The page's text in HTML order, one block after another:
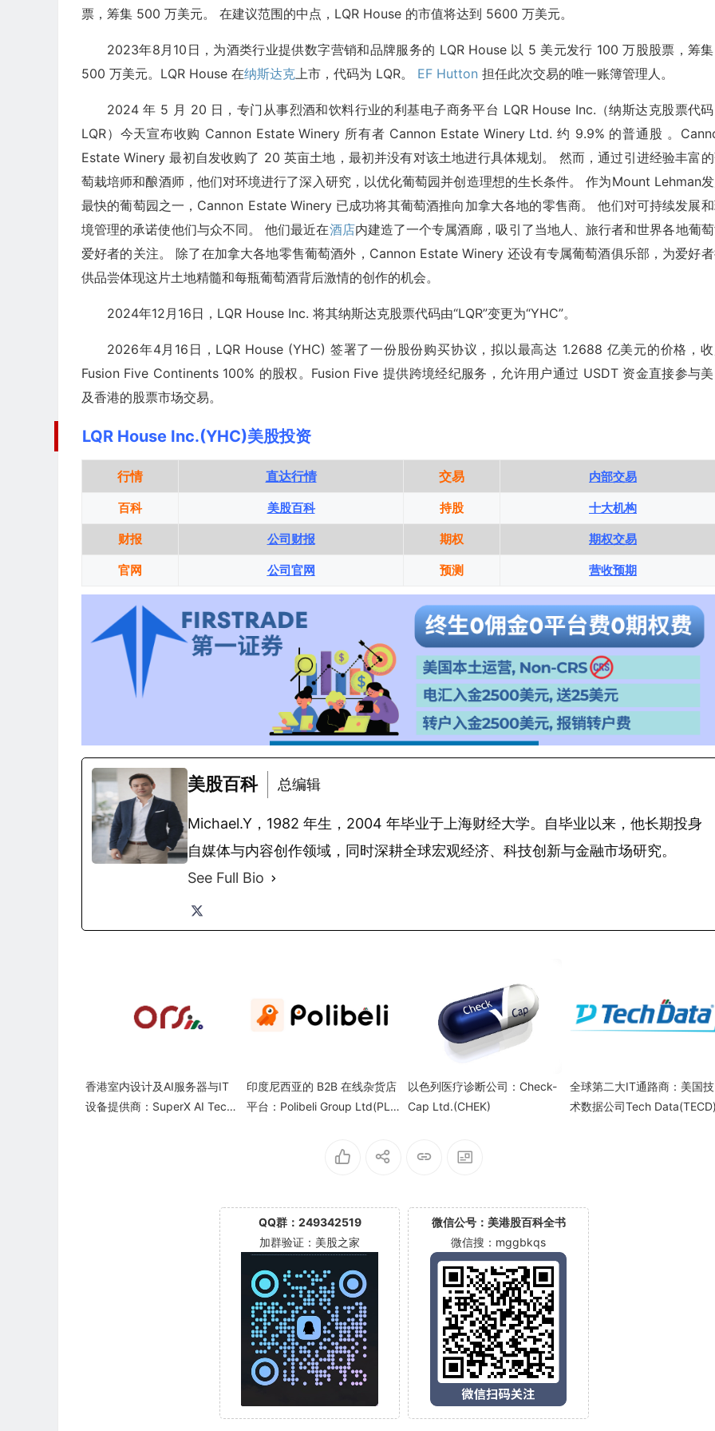
票，筹集 500 万美元。 在建议范围的中点，LQR House 的市值将达到 5600 万美元。
2023年8月10日，为酒类行业提供数字营销和品牌服务的 LQR House 以 5 美元发行 100 万股股票，筹
500 万美元。LQR House 在纳斯达克 上市，代码为 LQR。 EF Hutton 担任此次交易的唯一账簿管理人。
2024 年 5 月 20 日，专门从事烈酒和饮料行业的利基电子商务平台 LQR House Inc.（纳斯达克股票代
LQR）今天宣布收购 Cannon Estate Winery 所有者 Cannon Estate Winery Ltd. 约 9.9% 的普通股 。
Estate Winery 最初自发收购了 20 英亩土地，最初并没有对该土地进行具体规划。 然而，通过引进经验丰富
萄栽培师和酿酒师，他们对环境进行了深入研究，以优化葡萄园并创造理想的生长条件。 作为Mount Lehman
最快的葡萄园之一，Cannon Estate Winery 已成功将其葡萄酒推向加拿大各地的零售商。 他们对可持续发展
境管理的承诺使他们与众不同。 他们最近在酒店内建造了一个专属酒廊，吸引了当地人、旅行者和世界各地葡
爱好者的关注。 除了在加拿大各地零售葡萄酒外，Cannon Estate Winery 还设有专属葡萄酒俱乐部，为爱好
供品尝体现这片土地精髓和每瓶葡萄酒背后激情的创作的机会。
2024年12月16日，LQR House Inc. 将其纳斯达克股票代码由“LQR”变更为“YHC”。
2026年4月16日，LQR House (YHC) 签署了一份股份购买协议，拟以最高达 1.2688 亿美元的价格，
Fusion Five Continents 100% 的股权。Fusion Five 提供跨境经纪服务，允许用户通过 USDT 资金直接参与
及香港的股票市场交易。
LQR House Inc.(YHC)美股投资
行情 直达行情 交易 内部交易
百科 美股百科 持股 十大机构
财报 公司财报 期权 期权交易
官网 公司官网 预测 营收预期
美股百科 总编辑
Michael.Y，1982 年生，2004 年毕业于上海财经大学。自毕业以来，他长期投身
自媒体与内容创作领域，同时深耕全球宏观经济、科技创新与金融市场研究。
See Full Bio
香港室内设计及AI服务器与IT
设备提供商：SuperX AI Tech
印度尼西亚的 B2B 在线杂货店
平台：Polibeli Group Ltd(PLB
以色列医疗诊断公司：Check-
Cap Ltd.(CHEK)
全球第二大IT通路商：美国技
术数据公司Tech
QQ群：249342519
加群验证：美股之家
微信公号：美港股百科全书
微信搜：mggbkqs